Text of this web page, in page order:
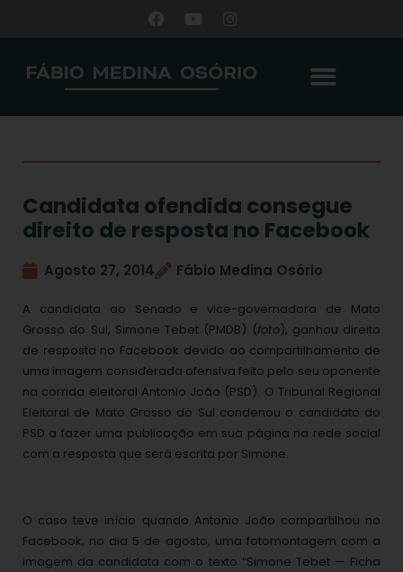
Candidata ofendida consegue
direito de resposta no Facebook
Agosto 27, 2014 Fábio Medina Osório
A candidata ao Senado e vice-governadora de Mato
Grosso do Sul, Simone Tebet (PMDB) (foto), ganhou direito
de resposta no Facebook devido ao compartilhamento de
uma imagem considerada ofensiva feito pelo seu oponente
na corrida eleitoral Antonio João (PSD). O Tribunal Regional
Eleitoral de Mato Grosso do Sul condenou o candidato do
PSD a fazer uma publicação em sua página na rede social
com a resposta que será escrita por Simone.
O caso teve início quando Antonio João compartilhou no
Facebook, no dia 5 de agosto, uma fotomontagem com a
imagem da candidata com o texto “Simone Tebet — Ficha